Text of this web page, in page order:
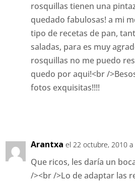
rosquillas tienen una
quedado fabulosas! a mi
tipo de recetas de pan,
saladas, para es muy
rosquillas no me puedo
quedo por aqui!<br /
fotos exquisitas!!!!
Arantxa el 22 octubre, 2010 a
Que ricos, les daría un
/><br />Lo de adaptar las